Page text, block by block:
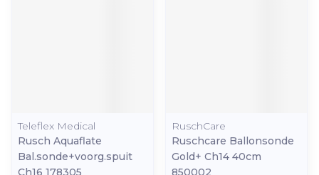
Teleflex Medical
Rusch Aquaflate
Bal.sonde+voorg.spuit
Ch16 178305
RuschCare
Ruschcare Ballonsonde
Gold+ Ch14 40cm
850002